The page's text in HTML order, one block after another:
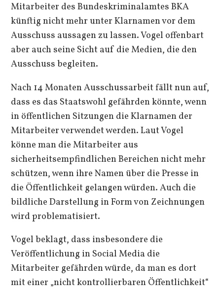
Mitarbeiter des Bundeskriminalamtes BKA
künftig nicht mehr unter Klarnamen vor dem
Ausschuss aussagen zu lassen. Vogel offenbart
aber auch seine Sicht auf die Medien, die den
Ausschuss begleiten.
Nach 14 Monaten Ausschussarbeit fällt nun auf,
dass es das Staatswohl gefährden könnte, wenn
in öffentlichen Sitzungen die Klarnamen der
Mitarbeiter verwendet werden. Laut Vogel
könne man die Mitarbeiter aus
sicherheitsempfindlichen Bereichen nicht mehr
schützen, wenn ihre Namen über die Presse in
die Öffentlichkeit gelangen würden. Auch die
bildliche Darstellung in Form von Zeichnungen
wird problematisiert.
Vogel beklagt, dass insbesondere die
Veröffentlichung in Social Media die
Mitarbeiter gefährden würde, da man es dort
mit einer „nicht kontrollierbaren Öffentlichkeit“